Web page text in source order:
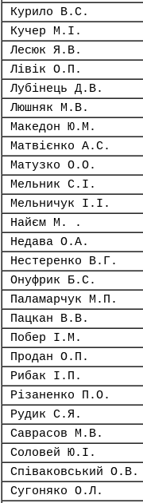
Курило В.С.
Кучер М.І.
Лесюк Я.В.
Лівік О.П.
Лубінець Д.В.
Люшняк М.В.
Македон Ю.М.
Матвієнко А.С.
Матузко О.О.
Мельник С.І.
Мельничук І.І.
Найєм М. .
Недава О.А.
Нестеренко В.Г.
Онуфрик Б.С.
Паламарчук М.П.
Пацкан В.В.
Побер І.М.
Продан О.П.
Рибак І.П.
Різаненко П.О.
Рудик С.Я.
Саврасов М.В.
Соловей Ю.І.
Співаковський О.В.
Сугоняко О.Л.